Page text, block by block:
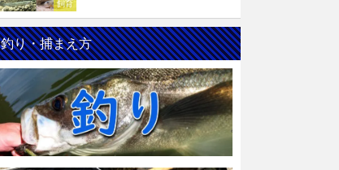
飼育
釣り・捕まえ方